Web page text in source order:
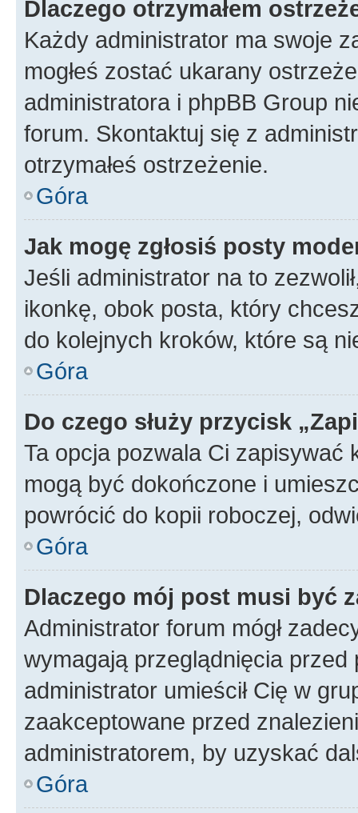
Dlaczego otrzymałem
Każdy administrator ma swoje
mogłeś zostać ukarany
administratora i phpBB Group
forum. Skontaktuj się z
otrzymałeś ostrzeżenie.
Góra
Jak mogę zgłosiś posty
Jeśli administrator na to
ikonkę, obok posta, który
do kolejnych kroków, które są
Góra
Do czego służy przycisk
Ta opcja pozwala Ci zapisywać
mogą być dokończone i
powrócić do kopii roboczej,
Góra
Dlaczego mój post musi być
Administrator forum mógł
wymagają przeglądnięcia
administrator umieścił Cię w
zaakceptowane przed
administratorem, by uzyskać
Góra